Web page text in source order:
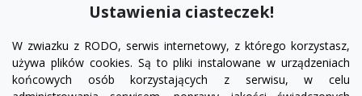
Ustawienia ciasteczek!
W zwiazku z RODO, serwis internetowy, z którego korzystasz,
używa plików cookies. Są to pliki instalowane w urządzeniach
końcowych osób korzystających z serwisu, w celu